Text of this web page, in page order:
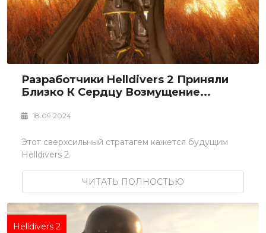
Разработчики Helldivers 2 Приняли
Близко К Сердцу Возмущение...
18.09.2024
Этот сверхсильный стратагем кажется будущим
Helldivers 2.
ЧИТАТЬ ПОЛНОСТЬЮ
Helldivers 2